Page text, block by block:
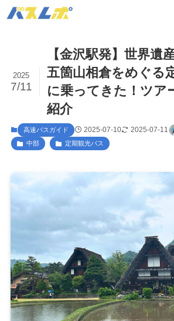
【金沢駅発】世界遺
五箇山相倉をめぐる
に乗ってきた！ツア
紹介
2025
7/11
高速バスガイド 2025-07-10 2025-07-11
中部 定期観光バス